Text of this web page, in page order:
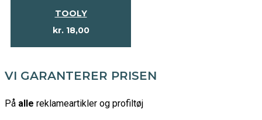
TOOLY
kr.18,00
VI GARANTERER PRISEN
På alle reklameartikler og profiltøj